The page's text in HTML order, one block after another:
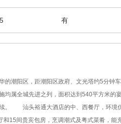
有
潮阳区，距潮阳区政府、文光塔约5分钟
全城先进之列，面积达到540平方米的
。 汕头裕通大酒店的中、西餐厅，环境
15间贵宾包房，烹调潮式及粤式菜肴，能